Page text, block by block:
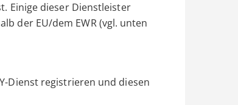
Einige dieser Dienstleister
der EU/dem EWR (vgl. unten
Dienst registrieren und diesen